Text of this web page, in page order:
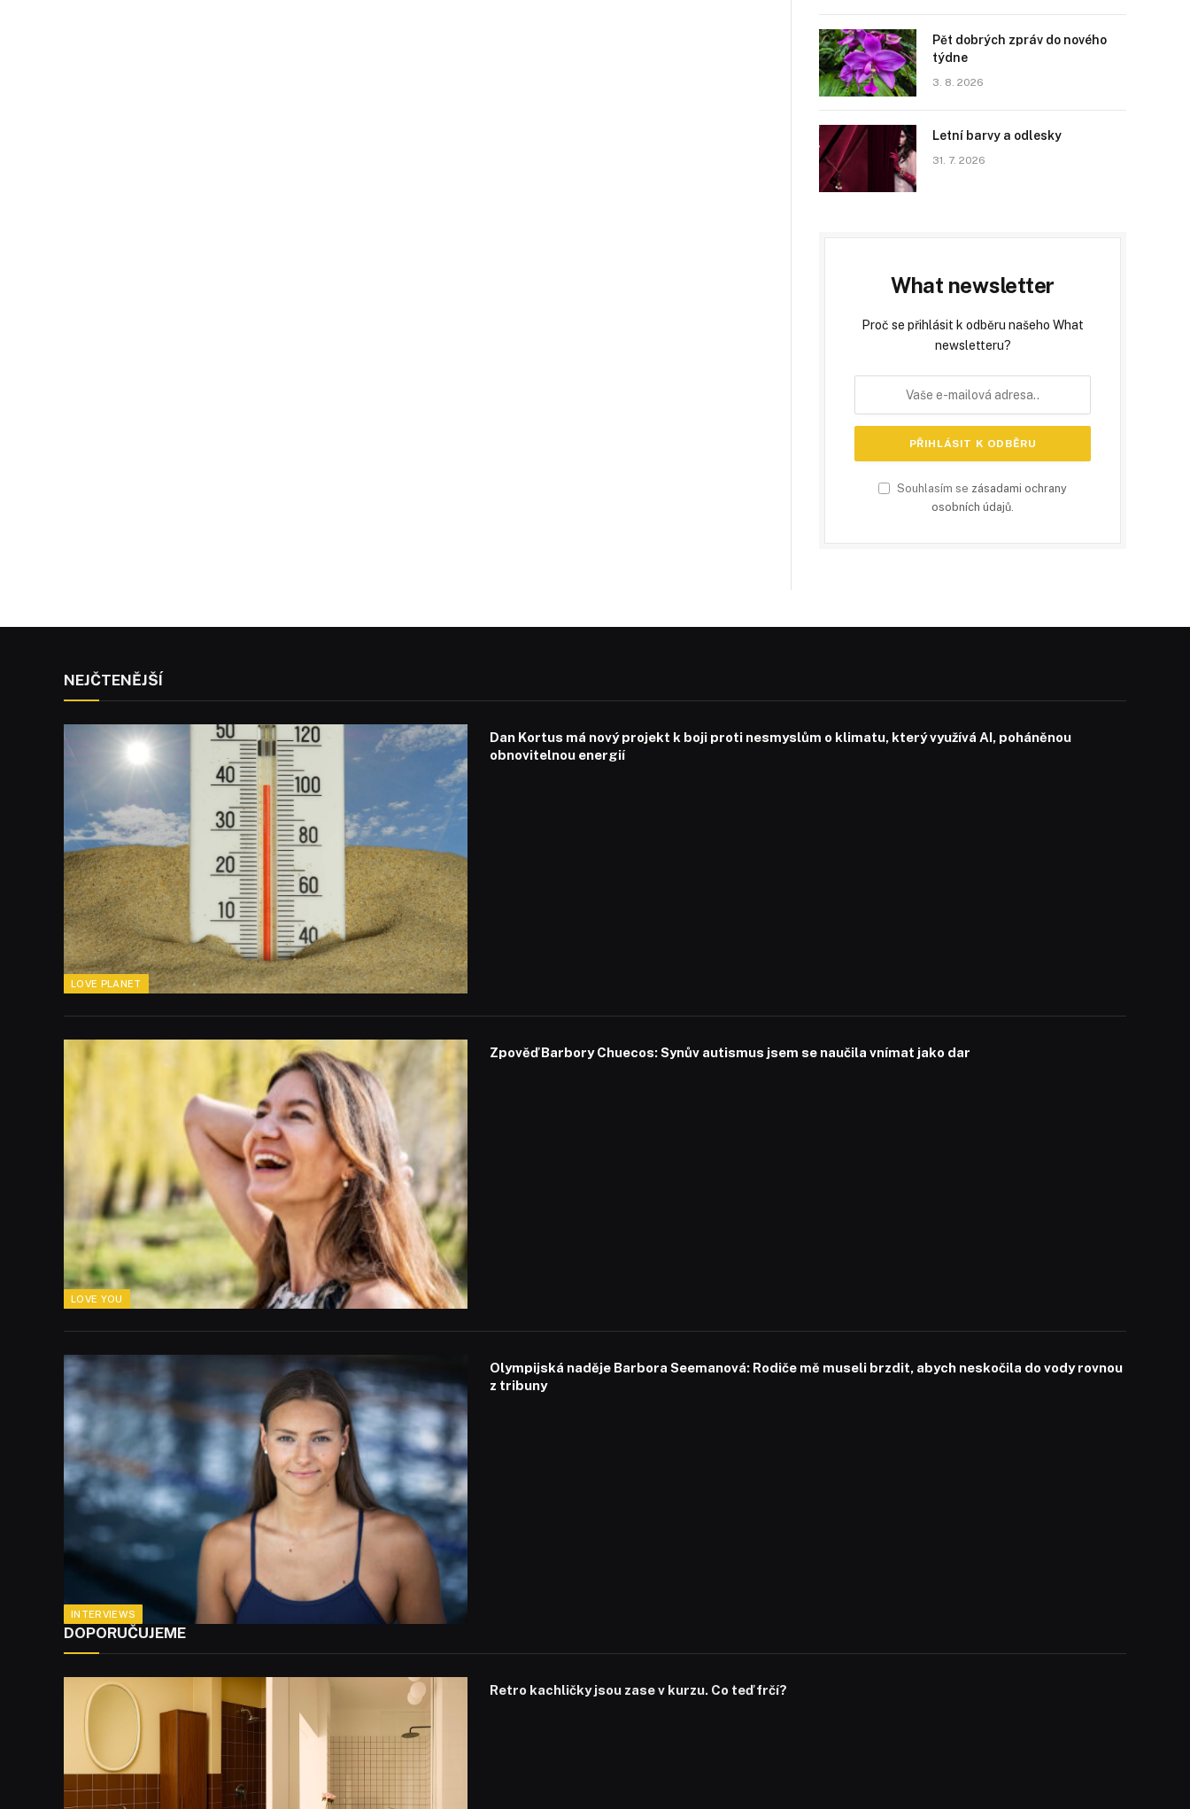
Pět dobrých zpráv do nového
týdne
3. 8. 2026
Letní barvy a odlesky
31. 7. 2026
What newsletter
Proč se přihlásit k odběru našeho What
newsletteru?
Souhlasím se zásadami ochrany
osobních údajů
NEJČTENĚJŠÍ
LOVE PLANET
Dan Kortus má nový projekt k boji proti nesmyslům o klimatu, který využívá AI, poháněnou
obnovitelnou energií
LOVE YOU
Zpověď Barbory Chuecos: Synův autismus jsem se naučila vnímat jako dar
INTERVIEWS
Olympijská naděje Barbora Seemanová: Rodiče mě museli brzdit, abych neskočila do vody rovnou
z tribuny
DOPORUČUJEME
Retro kachličky jsou zase v kurzu. Co teď frčí?